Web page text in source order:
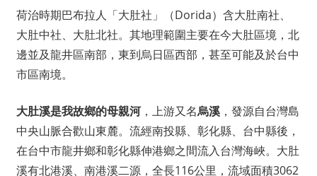
荷治時期巴布拉人「大肚社」（Dorida）含大肚南社、
大肚中社、大肚北社。其地理範圍主要在今大肚區境，北
邊並及龍井區南部，東到烏日區西部，甚至可能及於台中
市區南境。
大肚溪是我故鄉的母親河，上游又名烏溪，發源自台灣島
中央山脈合歡山東麓。流經南投縣、彰化縣、台中縣後，
在台中市龍井鄉和彰化縣伸港鄉之間流入台灣海峽。大肚
溪有北港溪、南港溪二源，全長116公里，流域面積3062